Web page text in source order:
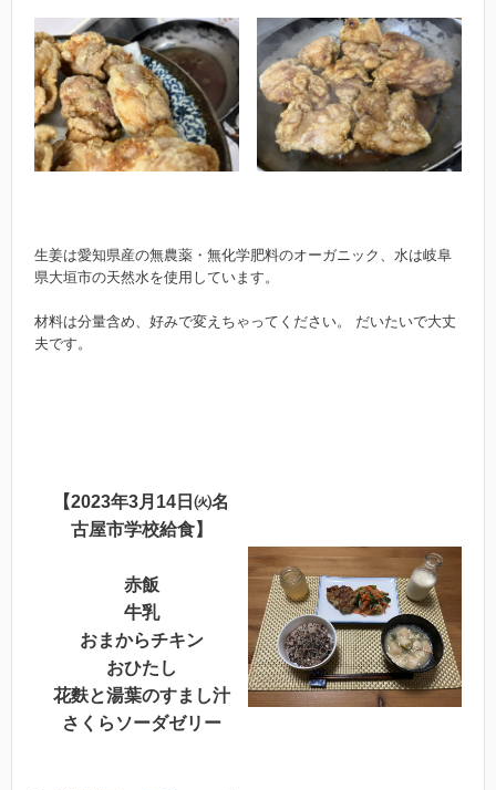
生姜は愛知県産の無農薬・無化学肥料のオーガニック、水は岐阜
県大垣市の天然水を使用しています。
材料は分量含め、好みで変えちゃってください。 だいたいで大丈
夫です。
【2023年3月14日㈫名
古屋市学校給食】
赤飯
牛乳
おまからチキン
おひたし
花麩と湯葉のすまし汁
さくらソーダゼリー